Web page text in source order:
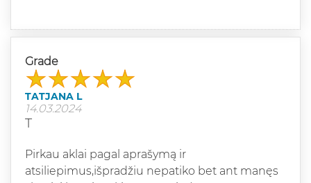
Grade
TATJANA L
14.03.2024
T
Pirkau aklai pagal aprašymą ir
atsiliepimus,išpradžiu nepatiko bet ant manęs